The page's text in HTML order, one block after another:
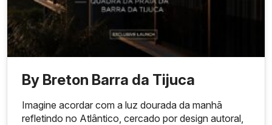
By Breton Barra da Tijuca
Imagine acordar com a luz dourada da manhã
refletindo no Atlântico, cercado por design autoral,